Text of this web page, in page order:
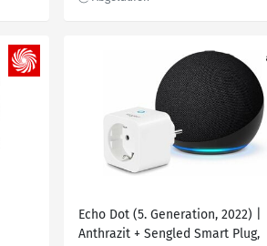
Echo Dot (5. Generation, 2022) |
Anthrazit + Sengled Smart Plug,